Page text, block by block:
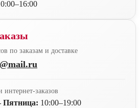
по заказам и доставке
интернет-заказов
Пятница: 10:00–19:00